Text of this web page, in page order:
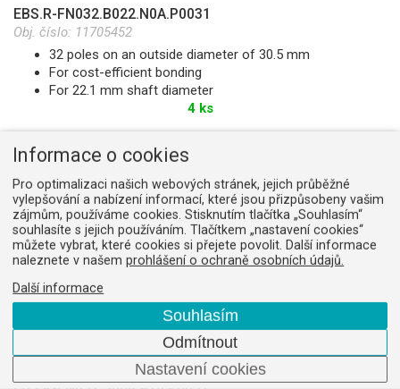
EBS.R-FN032.B022.N0A.P0031
Obj. číslo: 11705452
32 poles on an outside diameter of 30.5 mm
For cost-efficient bonding
For 22.1 mm shaft diameter
4 ks
EBS.R-FN032.B022.N0A.P0031/9503
Obj. číslo:11705527
32 poles on an outside diameter of 30.5 mm
For cost-efficient bonding
For 22.1 mm shaft diameter
Option packaging unit: 36 pieces
na dotaz
Informace o cookies
Pro optimalizaci našich webových stránek, jejich průběžné
vylepšování a nabízení informací, které jsou přizpůsobeny vašim
zájmům, používáme cookies. Stisknutím tlačítka „Souhlasím“
souhlasíte s jejich používáním. Tlačítkem „nastavení cookies“
můžete vybrat, které cookies si přejete povolit. Další informace
naleznete v našemprohlášení o ochraně osobních údajů.
Další informace
Souhlasím
Odmítnout
Nastavení cookies